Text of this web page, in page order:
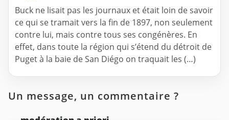
Buck ne lisait pas les journaux et était loin de savoir
ce qui se tramait vers la fin de 1897, non seulement
contre lui, mais contre tous ses congénères. En
effet, dans toute la région qui s’étend du détroit de
Puget à la baie de San Diégo on traquait les (…)
Un message, un commentaire ?